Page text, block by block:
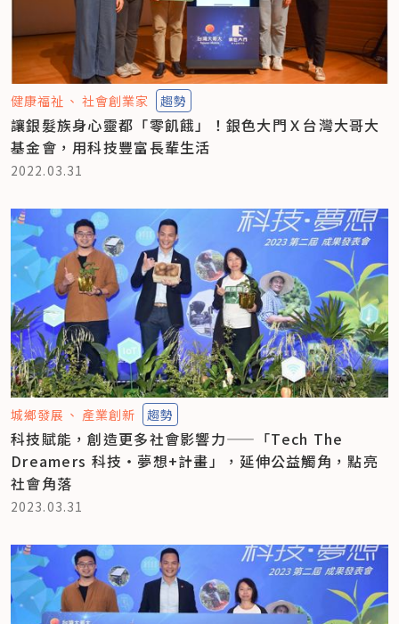
健康福祉 社會創業家 趨勢
讓銀髮族身心靈都「零飢餓」！銀色大門Ｘ台灣大哥大
基金會，用科技豐富長輩生活
2022.03.31
城鄉發展 產業創新 趨勢
科技賦能，創造更多社會影響力——「Tech The
Dreamers 科技‧夢想+計畫」，延伸公益觸角，點亮
社會角落
2023.03.31